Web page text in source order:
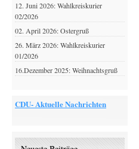
12. Juni 2026: Wahlkreiskurier
02/2026
02. April 2026: Ostergruß
26. März 2026: Wahlkreiskurier
01/2026
16.Dezember 2025: Weihnachtsgruß
CDU- Aktuelle Nachrichten